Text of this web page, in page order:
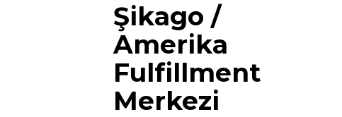
Şikago /
Amerika
Fulfillment
Merkezi